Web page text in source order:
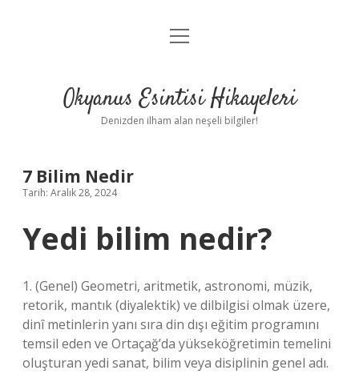
Anasayfa
Yasal Uyarı
menüyü
Okyanus Esintisi Hikayeleri
Denizden ilham alan neşeli bilgiler!
7 Bilim Nedir
Tarih: Aralık 28, 2024
Yedi bilim nedir?
1. (Genel) Geometri, aritmetik, astronomi, müzik,
retorik, mantık (diyalektik) ve dilbilgisi olmak üzere,
dinî metinlerin yanı sıra din dışı eğitim programını
temsil eden ve Ortaçağ’da yükseköğretimin temelini
oluşturan yedi sanat, bilim veya disiplinin genel adı.